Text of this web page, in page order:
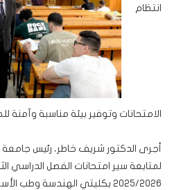
انتظام
الامتحانات وتوفير بيئة مناسبة وآمنة
أجرى الدكتور شريف خاطر، رئيس
لمتابعة سير امتحانات الفصل الدراسي
2025/2026 بكليتي الهندسة وطب